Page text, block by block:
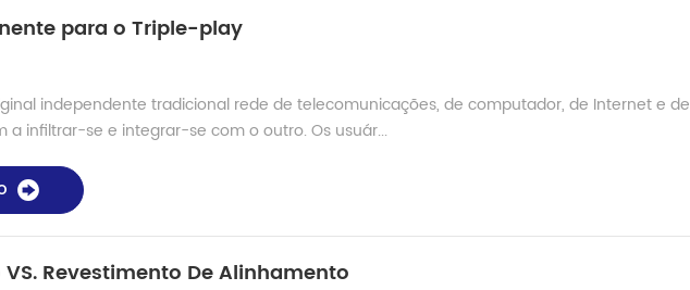
para o Triple-play
independente tradicional rede de telecomunicações, de computador, de Internet e de
infiltrar-se e integrar-se com o outro. Os usuár...
Revestimento De Alinhamento